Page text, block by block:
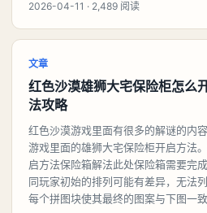
2026-04-11 · 2,489 阅读
文章
红色沙漠雄狮大宅保险柜怎么
法攻略
红色沙漠游戏里面有很多的解谜的内
游戏里面的雄狮大宅保险柜开启方法
启方法保险箱解法此处保险箱需要完
同玩家初始的排列可能有差异，无法
每个拼图块使其最终的图案与下图一致